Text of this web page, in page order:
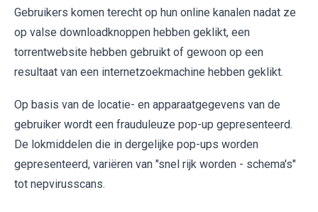
Gebruikers komen terecht op hun online kanalen nadat ze
op valse downloadknoppen hebben geklikt, een
torrentwebsite hebben gebruikt of gewoon op een
resultaat van een internetzoekmachine hebben geklikt.
Op basis van de locatie- en apparaatgegevens van de
gebruiker wordt een frauduleuze pop-up gepresenteerd.
De lokmiddelen die in dergelijke pop-ups worden
gepresenteerd, variëren van "snel rijk worden - schema's"
tot nepvirusscans.